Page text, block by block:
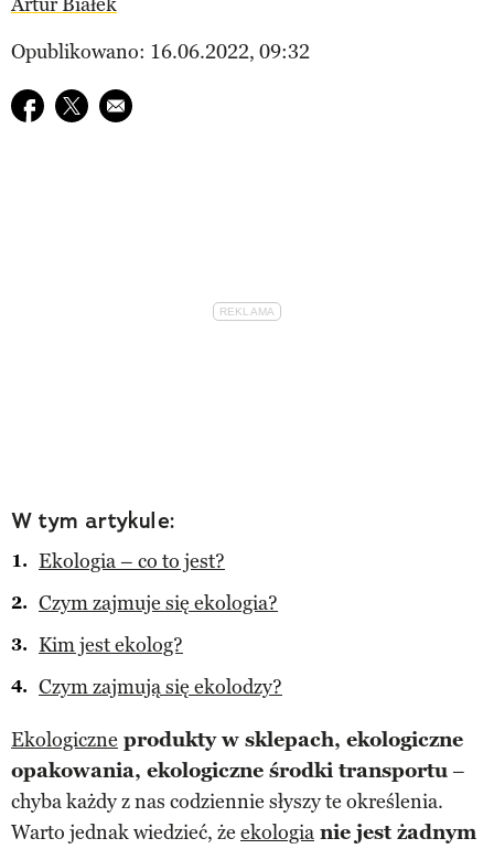
Opublikowano: 16.06.2022, 09:32
Udostępnij na facebook
Udostępnij na twitter
E-mail do przyjaciela
W tym artykule:
Ekologia – co to jest?
Czym zajmuje się ekologia?
Kim jest ekolog?
Czym zajmują się ekolodzy?
Ekologiczne produkty w sklepach, ekologiczne
opakowania, ekologiczne środki transportu–
chyba każdy z nas codziennie słyszy te określenia.
Warto jednak wiedzieć, że ekologia nie jest żadnym